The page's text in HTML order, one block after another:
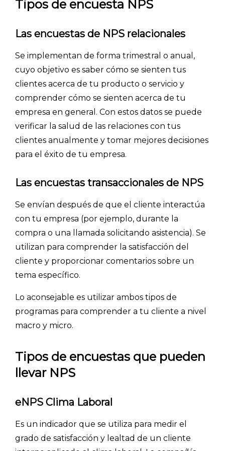
Tipos de encuesta NPS
Las encuestas de NPS relacionales
Se implementan de forma trimestral o anual,
cuyo objetivo es saber cómo se sienten tus
clientes acerca de tu producto o servicio y
comprender cómo se sienten acerca de tu
empresa en general. Con estos datos se puede
verificar la salud de las relaciones con tus
clientes anualmente y tomar mejores decisiones
para el éxito de tu empresa.
Las encuestas transaccionales de NPS
Se envían después de que el cliente interactúa
con tu empresa (por ejemplo, durante la
compra o una llamada solicitando asistencia). Se
utilizan para comprender la satisfacción del
cliente y proporcionar comentarios sobre un
tema específico.
Lo aconsejable es utilizar ambos tipos de
programas para comprender a tu cliente a nivel
macro y micro.
Tipos de encuestas que pueden
llevar NPS
eNPS Clima Laboral
Es un indicador que se utiliza para medir el
grado de satisfacción y lealtad de un cliente